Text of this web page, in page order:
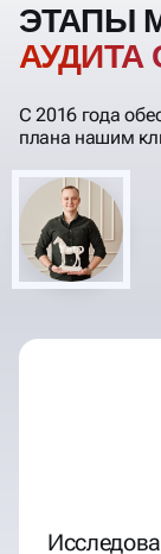
ЭТАПЫ
АУ
С 2016 года
плана нашим